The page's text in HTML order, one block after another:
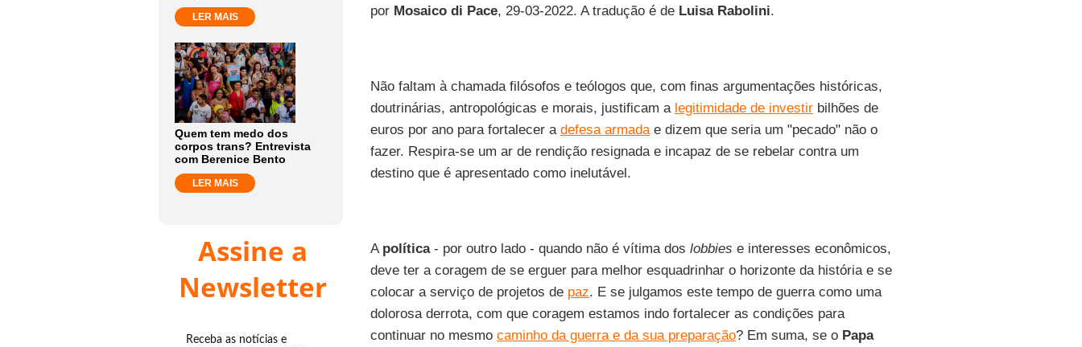
LER MAIS
Quem tem medo dos
corpos trans? Entrevista
com Berenice Bento
LER MAIS
Assine a
Newsletter
Receba as notícias e
por Mosaico di Pace, 29-03-2022. A tradução é de Luisa Rabolini.
Não faltam à chamada filósofos e teólogos que, com finas argumentações históricas,
doutrinárias, antropológicas e morais, justificam a legitimidade de investirbilhões de
euros por ano para fortalecer a defesa armadae dizem que seria um "pecado" não o
fazer. Respira-se um ar de rendição resignada e incapaz de se rebelar contra um
destino que é apresentado como inelutável.
A política- por outro lado - quando não é vítima dos lobbies e interesses econômicos,
deve ter a coragem de se erguer para melhor esquadrinhar o horizonte da história e se
colocar a serviço de projetos de paz. E se julgamos este tempo de guerra como uma
dolorosa derrota, com que coragem estamos indo fortalecer as condições para
continuar no mesmo caminho da guerra e da sua preparação? Em suma, se o Papa